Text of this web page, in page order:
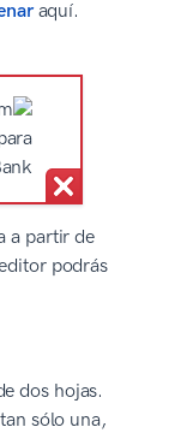
aquí.
a partir de
podrás
dos hojas.
sólo una,